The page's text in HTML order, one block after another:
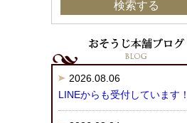
2026.08.06
LINEからも受付しています！